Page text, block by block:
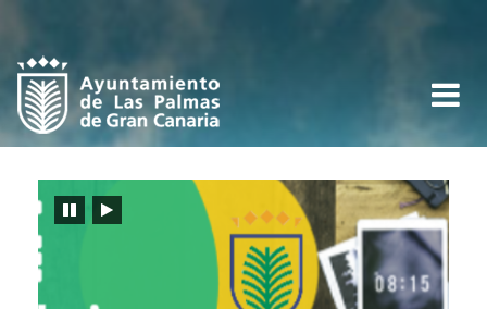
de
Las
Palmas
-
Recursos
Humanos
Ayuntamiento
Toggle
DetenerReiniciar